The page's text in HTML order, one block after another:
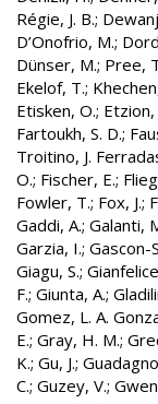
Régie, J. B.;
D’Onofrio, M.;
Dünser, M.; Pree,
Ekelof, T.;
Etisken, O.; Etzion,
Fartoukh, S. D.;
Troitino, J.
O.; Fischer, E.;
Fowler, T.; Fox, J.;
Gaddi, A.; Galanti,
Garzia, I.; Gascon-
Giagu, S.;
F.; Giunta, A.;
Gomez, L. A.
E.; Gray, H. M.;
K.; Gu, J.;
C.; Guzey, V.;